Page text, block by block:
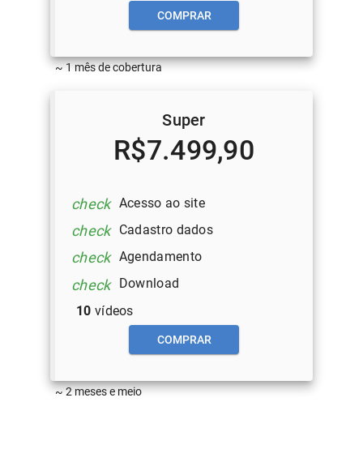
COMPRAR
~ 1 mês de cobertura
Super
R$7.499,90
check Acesso ao site
check Cadastro dados
check Agendamento
check
Download
10 vídeos
COMPRAR
~ 2 meses e meio